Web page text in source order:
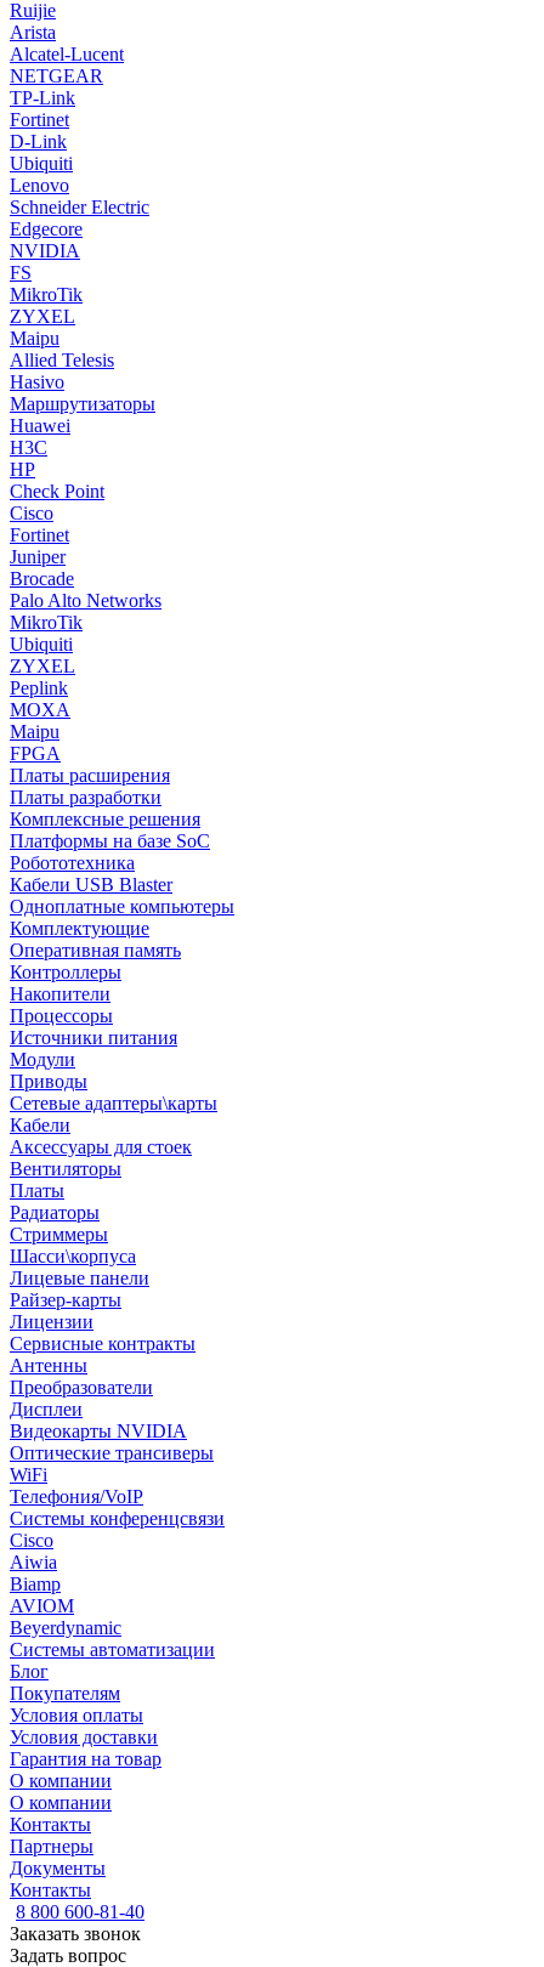
Ruijie
Arista
Alcatel-Lucent
NETGEAR
TP-Link
Fortinet
D-Link
Ubiquiti
Lenovo
Schneider Electric
Edgecore
NVIDIA
FS
MikroTik
ZYXEL
Maipu
Allied Telesis
Hasivo
Маршрутизаторы
Huawei
H3C
HP
Check Point
Cisco
Fortinet
Juniper
Brocade
Palo Alto Networks
MikroTik
Ubiquiti
ZYXEL
Peplink
MOXA
Maipu
FPGA
Платы расширения
Платы разработки
Комплексные решения
Платформы на базе SoC
Робототехника
Кабели USB Blaster
Одноплатные компьютеры
Комплектующие
Оперативная память
Контроллеры
Накопители
Процессоры
Источники питания
Модули
Приводы
Сетевые адаптеры\карты
Кабели
Аксессуары для стоек
Вентиляторы
Платы
Радиаторы
Стриммеры
Шасси\корпуса
Лицевые панели
Райзер-карты
Лицензии
Сервисные контракты
Антенны
Преобразователи
Дисплеи
Видеокарты NVIDIA
Оптические трансиверы
WiFi
Телефония/VoIP
Системы конференцсвязи
Cisco
Aiwia
Biamp
AVIOM
Beyerdynamic
Системы автоматизации
Блог
Покупателям
Условия оплаты
Условия доставки
Гарантия на товар
О компании
О компании
Контакты
Партнеры
Документы
Контакты
8 800 600-81-40
Заказать звонок
Задать вопрос